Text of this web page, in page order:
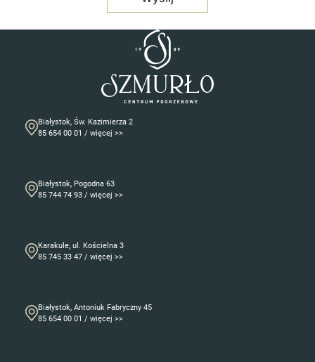
Białystok, Św. Kazimierza 2
85 654 00 01 / więcej >>
Białystok, Pogodna 63
85 744 74 93 / więcej >>
Karakule, ul. Kościelna 3
85 745 33 47 / więcej >>
Białystok, Antoniuk Fabryczny 45
85 654 00 01 / więcej >>